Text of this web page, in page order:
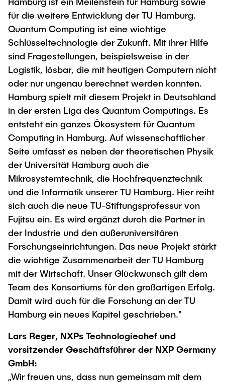
für die weitere Entwicklung der TU Hamburg.
Quantum Computing ist eine wichtige
Schlüsseltechnologie der Zukunft. Mit ihrer Hilfe
sind Fragestellungen, beispielsweise in der
Logistik, lösbar, die mit heutigen Computern nicht
oder nur ungenau berechnet werden konnten.
Hamburg spielt mit diesem Projekt in Deutschland
in der ersten Liga des Quantum Computings. Es
entsteht ein ganzes Ökosystem für Quantum
Computing in Hamburg. Auf wissenschaftlicher
Seite umfasst es neben der theoretischen Physik
der Universität Hamburg auch die
Mikrosystemtechnik, die Hochfrequenztechnik
und die Informatik unserer TU Hamburg. Hier reiht
sich auch die neue TU-Stiftungsprofessur von
Fujitsu ein. Es wird ergänzt durch die Partner in
der Industrie und den außeruniversitären
Forschungseinrichtungen. Das neue Projekt stärkt
die wichtige Zusammenarbeit der TU Hamburg
mit der Wirtschaft. Unser Glückwunsch gilt dem
Team des Konsortiums für den großartigen Erfolg.
Damit wird auch für die Forschung an der TU
Hamburg ein neues Kapitel geschrieben."
Lars Reger, NXPs Technologiechef und
vorsitzender Geschäftsführer der NXP Germany
GmbH:
„Wir freuen uns, dass nun gemeinsam mit dem